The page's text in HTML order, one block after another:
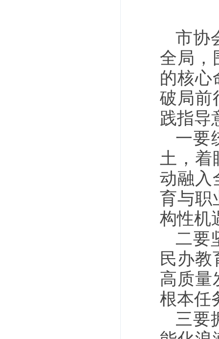
市协
全局，
的核心
破局前
践指导
一要
土，着
动融入
育与职
构性机
二要
民办教
高质量
根本任
三要